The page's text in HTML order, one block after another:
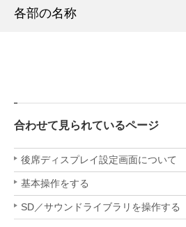
各部の名称
合わせて見られているページ
後席ディスプレイ設定画面について
基本操作をする
SD／サウンドライブラリを操作する